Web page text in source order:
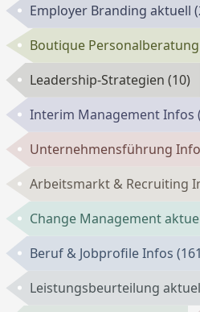
Employer Branding aktuell
Boutique
Leadership-Strategien(10)
Interim Management Infos
Unternehmensführung
Arbeitsmarkt & Recruiting
Change Management
Beruf & Jobprofile Infos
Leistungsbeurteilung